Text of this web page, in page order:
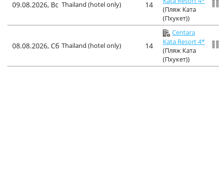
09.08.2026, Вс Thailand (hotel only) 14
(Пляж Ката
(Пхукет))
08.08.2026, Сб Thailand (hotel only) 14
Centara
Kata Resort 4*
(Пляж Ката
(Пхукет))